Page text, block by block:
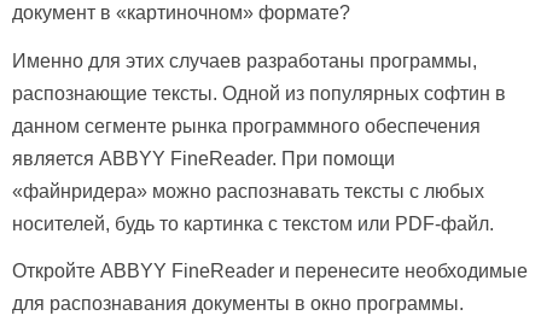
документ в «картиночном» формате?
Именно для этих случаев разработаны программы,
распознающие тексты. Одной из популярных софтин в
данном сегменте рынка программного обеспечения
является ABBYY FineReader. При помощи
«файнридера» можно распознавать тексты с любых
носителей, будь то картинка с текстом или PDF-файл.
Откройте ABBYY FineReader и перенесите необходимые
для распознавания документы в окно программы.